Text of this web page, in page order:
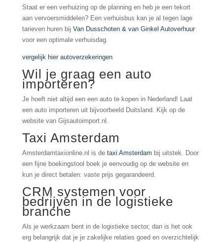
Staat er een verhuizing op de planning en heb je een tekort
aan vervoersmiddelen? Een verhuisbus kan je al tegen lage
tarieven huren bij Van Dusschoten & van Ginkel Autoverhuur
voor een optimale verhuisdag.
vergelijk hier autoverzekeringen
Wil je graag een auto
importeren?
Je hoeft niet altijd een een auto te kopen in Nederland! Laat
een auto importeren uit bijvoorbeeld Duitsland. Kijk op de
website van Gijsautoimport.nl.
Taxi Amsterdam
Amsterdamtaxionline.nl is de taxi Amsterdam bij uitstek. Door
een fijne boekingstool boek je eenvoudig op de website en
kun je direct betalen: vaste prijs gegarandeerd.
CRM systemen voor
bedrijven in de logistieke
branche
Als je werkzaam bent in de logistieke sector, dan is het ook
erg belangrijk dat je je zakelijke relaties goed en overzichtelijk